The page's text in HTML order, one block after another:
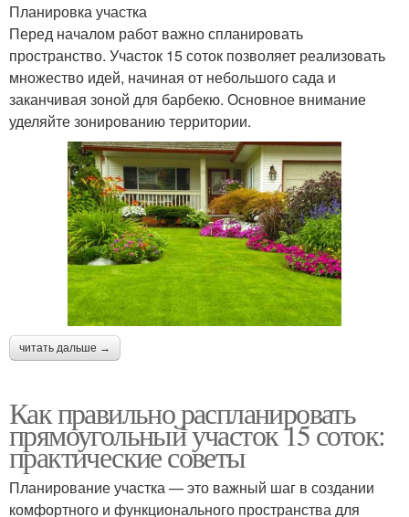
Планировка участка
Перед началом работ важно спланировать
пространство. Участок 15 соток позволяет реализовать
множество идей, начиная от небольшого сада и
заканчивая зоной для барбекю. Основное внимание
уделяйте зонированию территории.
читать дальше →
Как правильно распланировать
прямоугольный участок 15 соток:
практические советы
Планирование участка — это важный шаг в создании
комфортного и функционального пространства для